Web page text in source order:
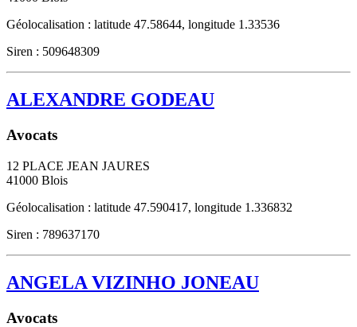
Géolocalisation : latitude 47.58644, longitude 1.33536
Siren : 509648309
ALEXANDRE GODEAU
Avocats
12 PLACE JEAN JAURES
41000 Blois
Géolocalisation : latitude 47.590417, longitude 1.336832
Siren : 789637170
ANGELA VIZINHO JONEAU
Avocats